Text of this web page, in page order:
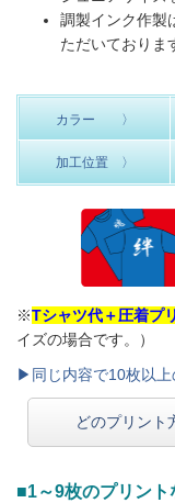
調製インク作製
ただいておりま
カラー 〉
加工位置 〉
※Tシャツ代＋圧着プ
イズの場合です。）
▶同じ内容で10枚以上
どのプリント
■1～9枚のプリント